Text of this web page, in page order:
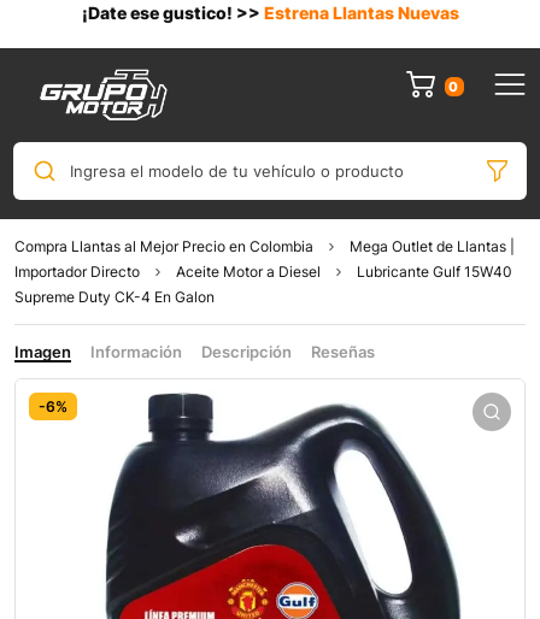
¡Date ese gustico! >> Estrena Llantas Nuevas
0
Ingresa el modelo de tu vehículo o producto
Compra Llantas al Mejor Precio en Colombia
Mega Outlet de Llantas |
Importador Directo
Aceite Motor a Diesel
Lubricante Gulf 15W40
Supreme Duty CK-4 En Galon
Imagen Información Descripción Reseñas
-6%